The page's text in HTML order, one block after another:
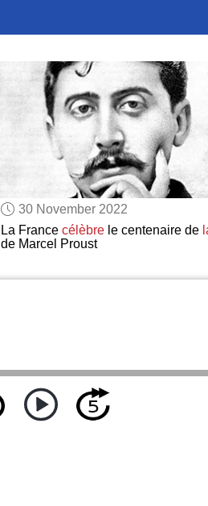
30 November 2022
La France célèbrele centenaire de
de Marcel Proust